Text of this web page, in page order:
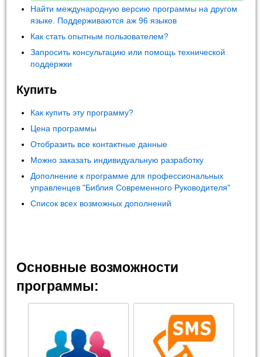
Найти международную версию программы на другом
языке. Поддерживаются аж 96 языков
Как стать опытным пользователем?
Запросить консультацию или помощь технической
поддержки
Купить
Как купить эту программу?
Цена программы
Отобразить все контактные данные
Можно заказать индивидуальную разработку
Дополнение к программе для профессиональных
управленцев "Библия Современного Руководителя"
Список всех возможных дополнений
Основные возможности
программы: